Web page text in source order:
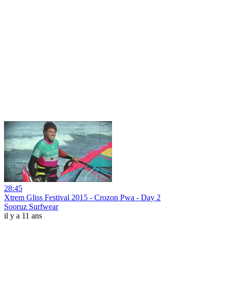
28:45
Xtrem Gliss Festival 2015 - Crozon Pwa - Day 2
Sooruz Surfwear
il y a 11 ans